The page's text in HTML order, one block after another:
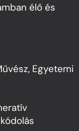
élő és
Egyetemi